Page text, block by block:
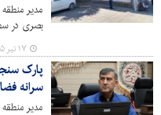
بصری در
۱۷ تیر ۰۵ - ۱۱:۰۱
پارک
سرانه